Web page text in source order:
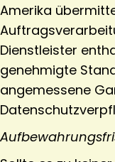
Amerika
Dienstleister
genehmigte
angemessene